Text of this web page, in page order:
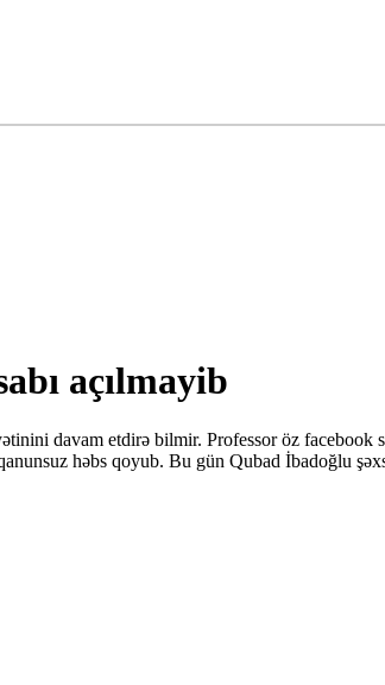
açılmayib
davam etdirə bilmir. Professor öz facebook
həbs qoyub. Bu gün Qubad İbadoğlu